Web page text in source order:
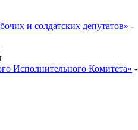
и солдатских депутатов» -
Исполнительного Комитета» -